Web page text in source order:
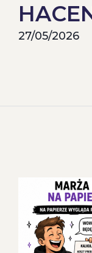
27/05/2026